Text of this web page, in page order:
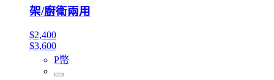
架/廚衛兩用
$2,400
$3,600
P幣